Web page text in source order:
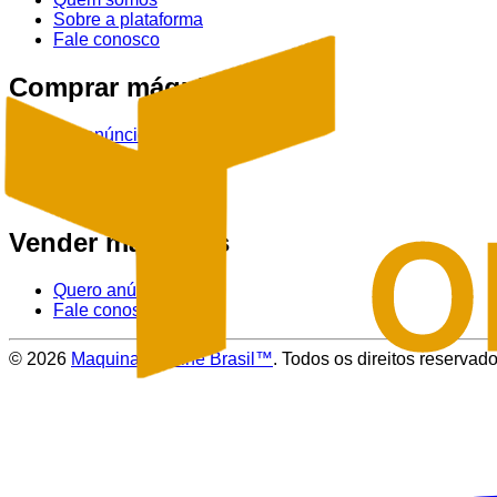
Sobre a plataforma
Fale conosco
Comprar máquinas
Ver anúncios
Vender máquinas
Quero anúnciar
Fale conosco
© 2026 Maquinas Online Brasil™. Todos os direitos